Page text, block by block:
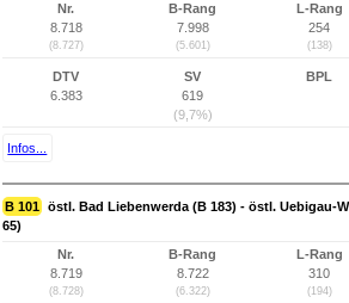
Nr.
8.718
(8.727)
B-Rang
7.998
(5.601)
L-Rang
254
(138)
DTV
6.383
SV
619
(9,7%)
BPL
Infos...
B 101 östl. Bad Liebenwerda (B 183) - östl. Uebigau-
65)
Nr.
8.719
(8.728)
B-Rang
8.722
(6.322)
L-Rang
310
(194)